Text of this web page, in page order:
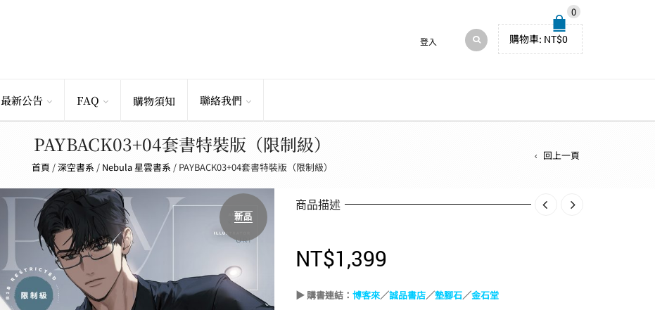
0
購物車: NT$0
登入
最新公告 FAQ 購物須知 聯絡我們
PAYBACK03+04套書特裝版（限制級）
首頁 /深空書系 / Nebula 星雲書系 / PAYBACK03+04套書特裝版（限制級）
回上一頁
新品
商品描述
NT$1,399
▶ 購書連結：博客來／誠品書店／墊腳石／金石堂